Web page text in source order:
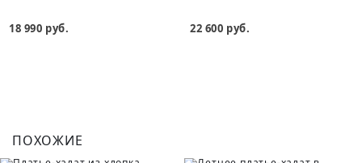
18 990 руб. 22 600 руб.
ПОХОЖИЕ